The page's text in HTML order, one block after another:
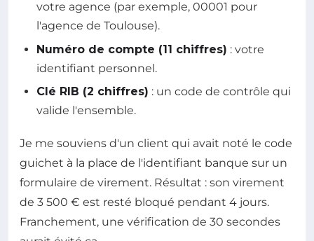
votre agence (par exemple, 00001 pour
l'agence de Toulouse).
Numéro de compte (11 chiffres) : votre
identifiant personnel.
Clé RIB (2 chiffres) : un code de contrôle qui
valide l'ensemble.
Je me souviens d'un client qui avait noté le code
guichet à la place de l'identifiant banque sur un
formulaire de virement. Résultat : son virement
de 3 500 € est resté bloqué pendant 4 jours.
Franchement, une vérification de 30 secondes